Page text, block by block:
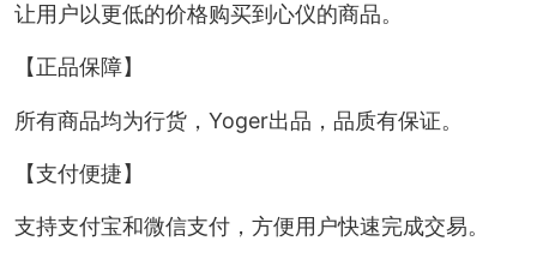
让用户以更低的价格购买到心仪的商品。
【正品保障】
所有商品均为行货，Yoger出品，品质有保证。
【支付便捷】
支持支付宝和微信支付，方便用户快速完成交易。